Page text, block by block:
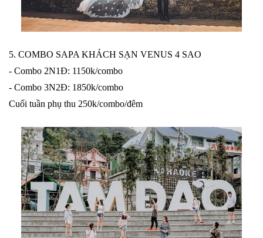
5. COMBO SAPA KHÁCH SẠN VENUS 4 SAO
- Combo 2N1Đ: 1150k/combo
- Combo 3N2Đ: 1850k/combo
Cuối tuần phụ thu 250k/combo/đêm